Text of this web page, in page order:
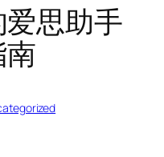
思助手